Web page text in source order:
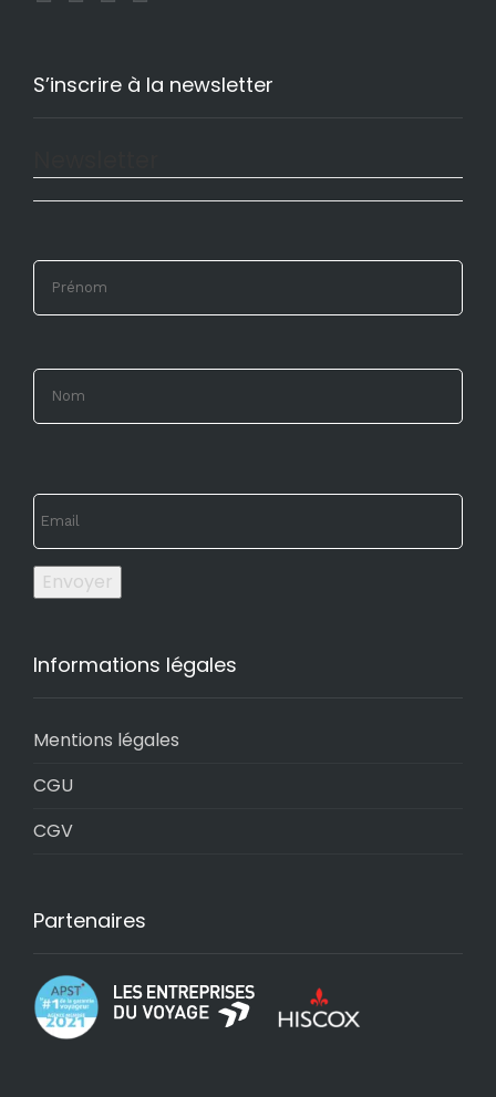
S’inscrire à la newsletter
Envoyer
Informations légales
Mentions légales
CGU
CGV
Partenaires